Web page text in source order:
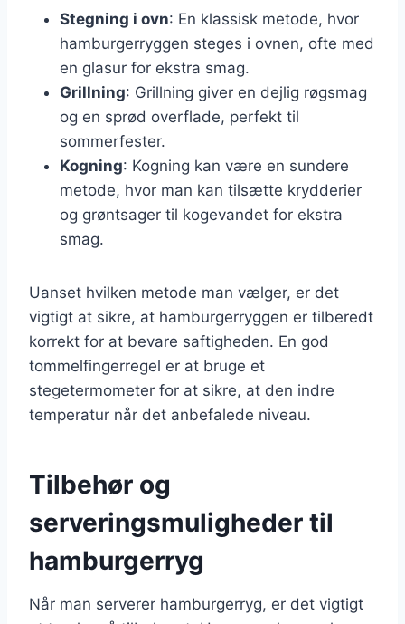
Stegning i ovn: En klassisk metode, hvor
hamburgerryggen steges i ovnen, ofte med
en glasur for ekstra smag.
Grillning: Grillning giver en dejlig røgsmag
og en sprød overflade, perfekt til
sommerfester.
Kogning: Kogning kan være en sundere
metode, hvor man kan tilsætte krydderier
og grøntsager til kogevandet for ekstra
smag.
Uanset hvilken metode man vælger, er det
vigtigt at sikre, at hamburgerryggen er tilberedt
korrekt for at bevare saftigheden. En god
tommelfingerregel er at bruge et
stegetermometer for at sikre, at den indre
temperatur når det anbefalede niveau.
Tilbehør og
serveringsmuligheder til
hamburgerryg
Når man serverer hamburgerryg, er det vigtigt